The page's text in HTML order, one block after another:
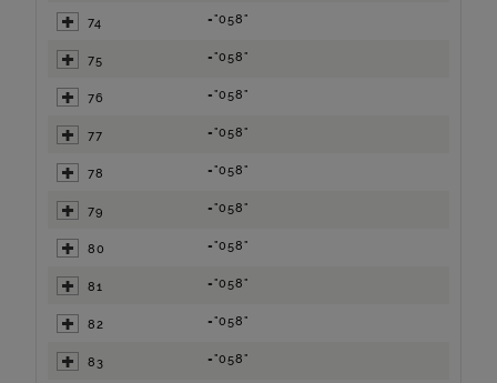
74 ="058"
75 ="058"
76 ="058"
77 ="058"
78 ="058"
79 ="058"
80 ="058"
81 ="058"
82 ="058"
83 ="058"